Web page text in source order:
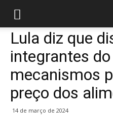
Lula diz que
integrantes
mecanismos
preço dos
14 de março de 2024